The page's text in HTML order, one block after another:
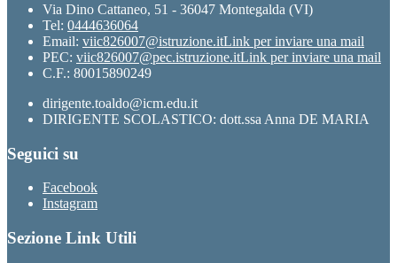
Via Dino Cattaneo, 51 - 36047 Montegalda (VI)
Tel: 0444636064
Email: viic826007@istruzione.itLink per inviare una mail
PEC: viic826007@pec.istruzione.itLink per inviare una mail
C.F.: 80015890249
dirigente.toaldo@icm.edu.it
DIRIGENTE SCOLASTICO: dott.ssa Anna DE MARIA
Seguici su
Facebook
Instagram
Sezione Link Utili